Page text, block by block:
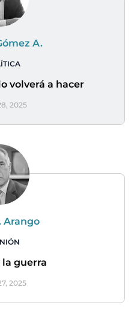
A.
volverá a hacer
2025
Arango
la guerra
2025